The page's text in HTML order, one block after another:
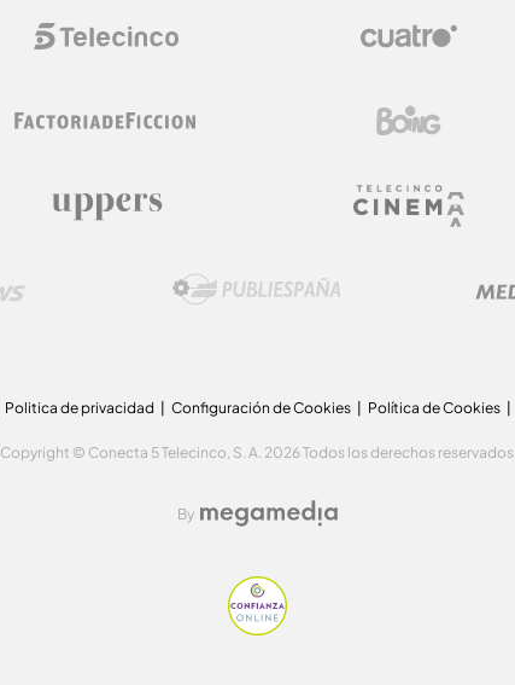
Politica de privacidad Configuración de Cookies Política de Cookies
Copyright © Conecta 5 Telecinco, S. A. 2026 Todos los derechos reservados
By